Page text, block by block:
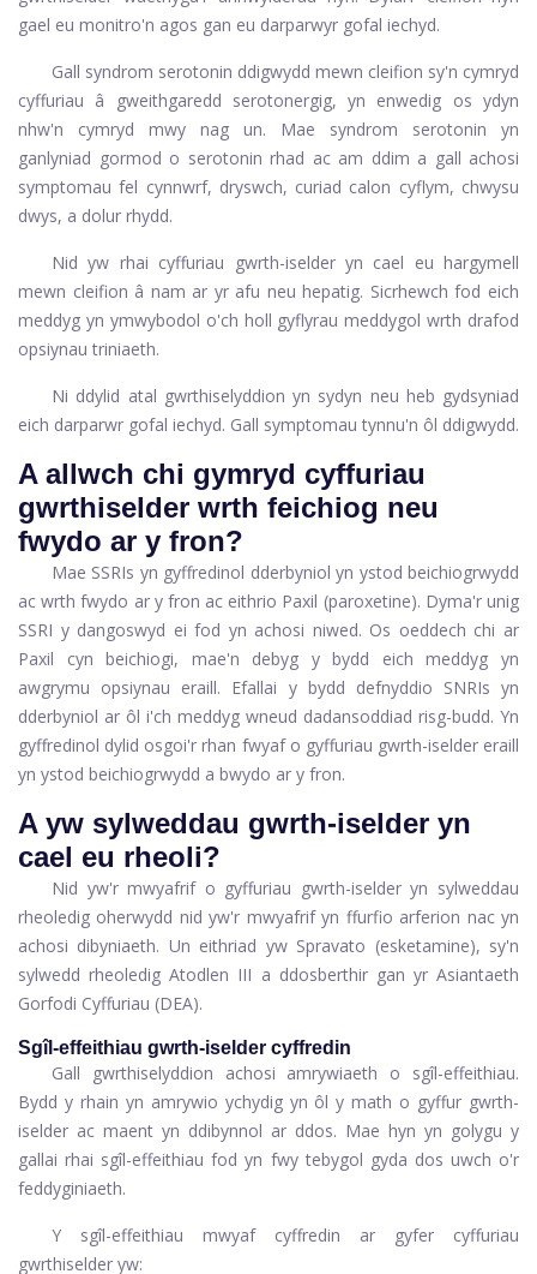
gael eu monitro'n agos gan eu darparwyr gofal iechyd.
Gall syndrom serotonin ddigwydd mewn cleifion sy'n cymryd
cyffuriau â gweithgaredd serotonergig, yn enwedig os ydyn
nhw'n cymryd mwy nag un. Mae syndrom serotonin yn
ganlyniad gormod o serotonin rhad ac am ddim a gall achosi
symptomau fel cynnwrf, dryswch, curiad calon cyflym, chwysu
dwys, a dolur rhydd.
Nid yw rhai cyffuriau gwrth-iselder yn cael eu hargymell
mewn cleifion â nam ar yr afu neu hepatig. Sicrhewch fod eich
meddyg yn ymwybodol o'ch holl gyflyrau meddygol wrth drafod
opsiynau triniaeth.
Ni ddylid atal gwrthiselyddion yn sydyn neu heb gydsyniad
eich darparwr gofal iechyd. Gall symptomau tynnu'n ôl ddigwydd.
A allwch chi gymryd cyffuriau
gwrthiselder wrth feichiog neu
fwydo ar y fron?
Mae SSRIs yn gyffredinol dderbyniol yn ystod beichiogrwydd
ac wrth fwydo ar y fron ac eithrio Paxil (paroxetine). Dyma'r unig
SSRI y dangoswyd ei fod yn achosi niwed. Os oeddech chi ar
Paxil cyn beichiogi, mae'n debyg y bydd eich meddyg yn
awgrymu opsiynau eraill. Efallai y bydd defnyddio SNRIs yn
dderbyniol ar ôl i'ch meddyg wneud dadansoddiad risg-budd. Yn
gyffredinol dylid osgoi'r rhan fwyaf o gyffuriau gwrth-iselder eraill
yn ystod beichiogrwydd a bwydo ar y fron.
A yw sylweddau gwrth-iselder yn
cael eu rheoli?
Nid yw'r mwyafrif o gyffuriau gwrth-iselder yn sylweddau
rheoledig oherwydd nid yw'r mwyafrif yn ffurfio arferion nac yn
achosi dibyniaeth. Un eithriad yw Spravato (esketamine), sy'n
sylwedd rheoledig Atodlen III a ddosberthir gan yr Asiantaeth
Gorfodi Cyffuriau (DEA).
Sgîl-effeithiau gwrth-iselder cyffredin
Gall gwrthiselyddion achosi amrywiaeth o sgîl-effeithiau.
Bydd y rhain yn amrywio ychydig yn ôl y math o gyffur gwrth-
iselder ac maent yn ddibynnol ar ddos. Mae hyn yn golygu y
gallai rhai sgîl-effeithiau fod yn fwy tebygol gyda dos uwch o'r
feddyginiaeth.
Y sgîl-effeithiau mwyaf cyffredin ar gyfer cyffuriau
gwrthiselder yw: